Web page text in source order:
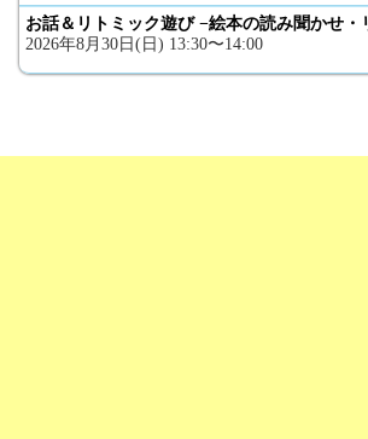
お話＆リトミック遊び −絵本の読み聞かせ・
2026年8月30日(日) 13:30〜14:00